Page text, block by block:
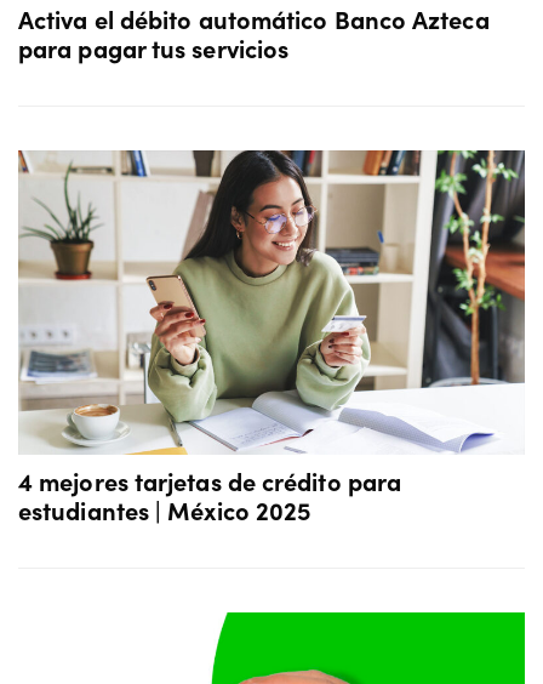
Activa el débito automático Banco Azteca
para pagar tus servicios
4 mejores tarjetas de crédito para
estudiantes | México 2025